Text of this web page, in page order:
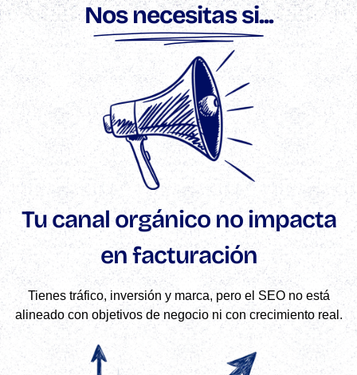
Nos necesitas si...
Tu canal orgánico no impacta
en facturación
Tienes tráfico, inversión y marca, pero el SEO no está
alineado con objetivos de negocio ni con crecimiento real.